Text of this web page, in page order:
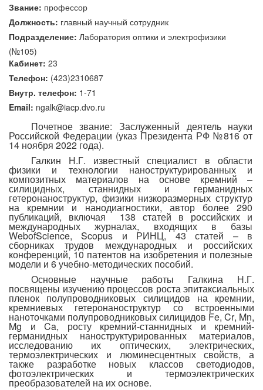
Звание: профессор
Должность: главный научный сотрудник
Подразделение: Лаборатория оптики и электрофизики
(№105)
Кабинет: 23
Телефон: (423)2310687
Внутр. телефон: 1-71
Email: ngalk@iacp.dvo.ru
Почетное звание: Заслуженный деятель науки
Российской Федерации (указ Президента РФ №816 от
14 ноября 2022 года).
Галкин Н.Г. известный специалист в области
физики и технологии наноструктурированных и
композитных материалов на основе кремний –
силицидных, станнидных и германидных
гетеронаноструктур, физики низкоразмерных структур
на кремнии и нанодиагностики, автор более 290
публикаций, включая 138 статей в российских и
международных журналах, входящих в базы
WebofScience,Scopus и РИНЦ, 43 статей – в
сборниках трудов международных и российских
конференций, 10 патентов на изобретения и полезные
модели и 6 учебно-методических пособий.
Основные научные работы Галкина Н.Г.
посвящены изучению процессов роста эпитаксиальных
пленок полупроводниковых силицидов на кремнии,
кремниевых гетеронаноструктур со встроенными
наноточками полупроводниковых силицидов Fe, Cr, Mn,
Mg и Ca, росту кремний-станнидных и кремний-
германидных наноструктурированных материалов,
исследованию их оптических, электрических,
термоэлектрических и люминесцентных свойств, а
также разработке новых классов светодиодов,
фотоэлектрических и термоэлектрических
преобразователей на их основе.